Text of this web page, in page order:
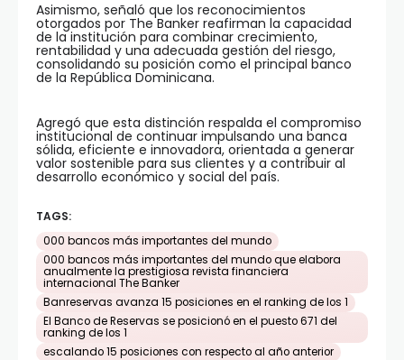
Asimismo, señaló que los reconocimientos
otorgados por The Banker reafirman la capacidad
de la institución para combinar crecimiento,
rentabilidad y una adecuada gestión del riesgo,
consolidando su posición como el principal banco
de la República Dominicana.
Agregó que esta distinción respalda el compromiso
institucional de continuar impulsando una banca
sólida, eficiente e innovadora, orientada a generar
valor sostenible para sus clientes y a contribuir al
desarrollo económico y social del país.
TAGS:
000 bancos más importantes del mundo
000 bancos más importantes del mundo que elabora
anualmente la prestigiosa revista financiera
internacional The Banker
Banreservas avanza 15 posiciones en el ranking de los 1
El Banco de Reservas se posicionó en el puesto 671 del
ranking de los 1
escalando 15 posiciones con respecto al año anterior